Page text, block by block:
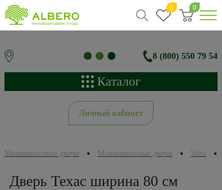
0 0
8 (800) 550 79 54
Каталог
Личный кабинет
Межкомнатные двери Межкомнатные двери West
Дверь Техас ширина 80 см